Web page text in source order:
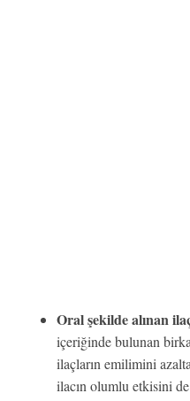
Oral şekilde alınan
içeriğinde bulunan
ilaçların emilimini
ilacın olumlu etkisini de